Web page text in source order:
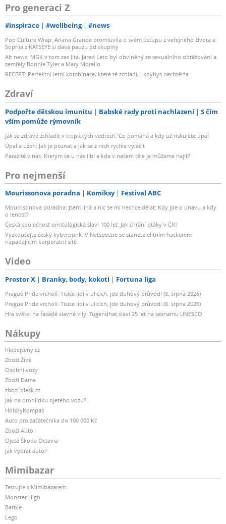
Pro generaci Z
#inspirace #wellbeing #news
Pop Culture Wrap: Ariana Grande promluvila o svém ústupu z veřejného života a
Sophia z KATSEYE si dává pauzu od skupiny
Alt news: MGK v tom zas lítá, Jared Leto byl obviněný ze sexuálního obtěžování a
zemřely Bonnie Tyler a Mary Morello
RECEPT: Perfektní letní kombinace, které tě zchladí, i kdybys nechtěl*a
Zdraví
Podpořte dětskou imunitu Babské rady proti nachlazení
S čím
vším pomůže rýmovník
Jak se zdravě zchladit v tropických vedrech: Co pomáhá a kdy už riskujete úpal
Úpal a úžeh: Jak je poznat a jak se z nich rychle vyléčit
Parazité v nás: Kterým se u nás líbí a kde v našem těle je můžeme najít?
Pro nejmenší
Mourissonova poradna Komiksy Festival ABC
Mourrisonova poradna: Jsem líná a nic se mi nechce dělat: Kdy jde o únavu a kdy
o lenost?
Česká společnost ornitologická slaví 100 let: Jak chrání ptáky v ČR?
Vyzkoušejte český kyberpunk. V Netspectre se stanete elitním hackerem
napadajícím korporátní sítě
Video
Prostor X Branky, body, kokoti Fortuna liga
Prague Pride vrcholí: Tisíce lidí v ulicích, jde duhový průvod! (8. srpna 2026)
Prague Pride vrcholí: Tisíce lidí v ulicích, jde duhový průvod! (8. srpna 2026)
Hra světel na fasádě slavné vily: Tugendhat slaví 25 let na seznamu UNESCO
Nákupy
hledejceny.cz
Zboží Živě
Osobní vozy
Zboží Dáma
zbozi.blesk.cz
Jak na prohlídku ojetého vozu?
HobbyKompas
Auto pro začátečníka do 100 000 Kč
Zboží Auto
Ojetá Škoda Octavia
Jak vybrat auto?
Mimibazar
Testujte s Mimibazarem
Monster High
Barbie
Lego